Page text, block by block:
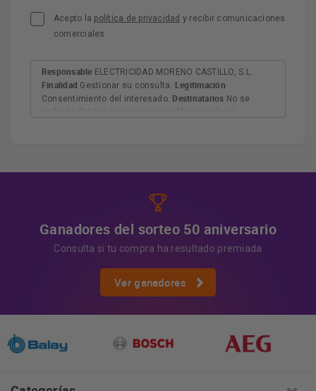
Acepto la política de privacidad y recibir comunicaciones
comerciales
Responsable ELECTRICIDAD MORENO CASTILLO, S.L.
Finalidad Gestionar su consulta. Legitimación
Consentimiento del interesado. Destinatarios No se
Ganadores del sorteo 50 aniversario
Consulta si tu compra ha resultado premiada
Ver ganadores